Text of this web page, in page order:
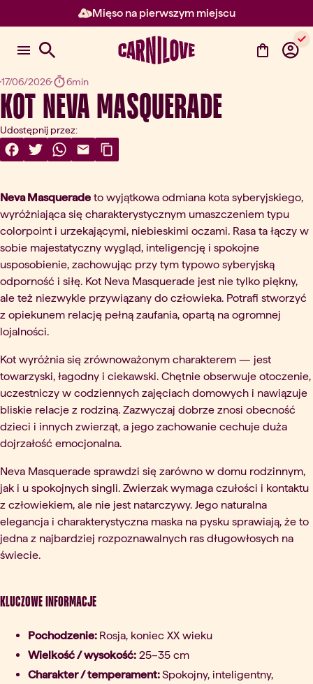
Mięso na pierwszym miejscu
Element 2 z 3: Mięso na
17/06/2026 6min
Kot Neva Masquerade
Udostępnij przez:
Share On Facebook
(otwórz w nowej karcie)
Share On Twitter
(otwórz w nowej karcie)
Share On WhatsApp
(otwórz w nowej karcie)
Share Via Email
(otwórz w nowej karcie)
Copy Link
Neva Masquerade to wyjątkowa odmiana kota syberyjskiego,
wyróżniająca się charakterystycznym umaszczeniem typu
colorpoint i urzekającymi, niebieskimi oczami. Rasa ta łączy w
sobie majestatyczny wygląd, inteligencję i spokojne
usposobienie, zachowując przy tym typowo syberyjską
odporność i siłę. Kot Neva Masquerade jest nie tylko piękny,
ale też niezwykle przywiązany do człowieka. Potrafi stworzyć
z opiekunem relację pełną zaufania, opartą na ogromnej
lojalności.
Kot wyróżnia się zrównoważonym charakterem — jest
towarzyski, łagodny i ciekawski. Chętnie obserwuje otoczenie,
uczestniczy w codziennych zajęciach domowych i nawiązuje
bliskie relacje z rodziną. Zazwyczaj dobrze znosi obecność
dzieci i innych zwierząt, a jego zachowanie cechuje duża
dojrzałość emocjonalna.
Neva Masquerade sprawdzi się zarówno w domu rodzinnym,
jak i u spokojnych singli. Zwierzak wymaga czułości i kontaktu
z człowiekiem, ale nie jest natarczywy. Jego naturalna
elegancja i charakterystyczna maska na pysku sprawiają, że to
jedna z najbardziej rozpoznawalnych ras długowłosych na
świecie.
Kluczowe informacje
Pochodzenie: Rosja, koniec XX wieku
Wielkość / wysokość: 25–35 cm
Charakter / temperament:Spokojny, inteligentny,